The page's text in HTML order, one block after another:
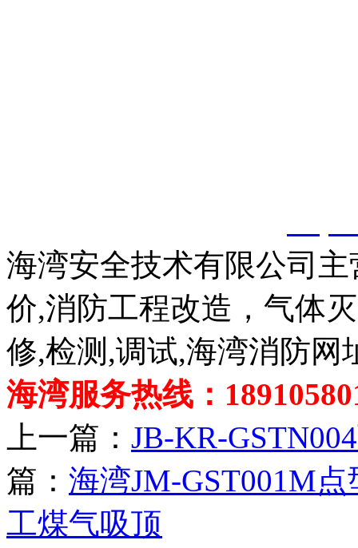
海湾安全技术有限公司
价,消防工程改造，气体
修,检测,调试,海湾消防网
海湾服务热线：
上一篇： JB-KR-
篇： 海湾JM-GST001M
工煤气吸顶